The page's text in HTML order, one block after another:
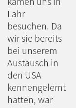
Lahr
besuchen. Da
wir sie bereits
bei unserem
Austausch in
den USA
kennengelernt
hatten, war